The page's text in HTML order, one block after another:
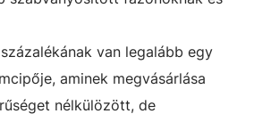
van legalább egy
aminek megvásárlása
nélkülözött, de